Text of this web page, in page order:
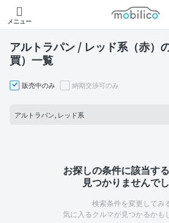
メニュー
モビリコ
アルトラパン / レッド系（赤）
買）一覧
販売中のみ 納期交渉可のみ
アルトラパン, レッド系
お探しの条件に該当す
見つかりませんでし
検索条件を変更してみ
気に入るクルマが見つかるかも